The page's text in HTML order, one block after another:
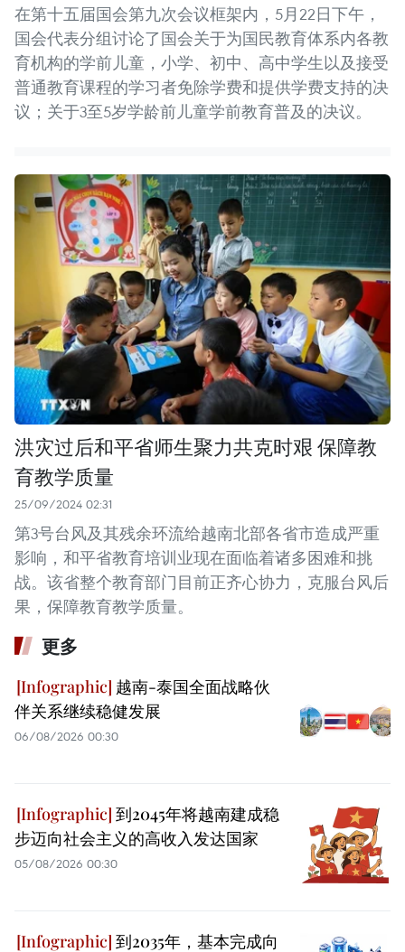
在第十五届国会第九次会议框架内，5月22日下午，
国会代表分组讨论了国会关于为国民教育体系内各教
育机构的学前儿童，小学、初中、高中学生以及接受
普通教育课程的学习者免除学费和提供学费支持的决
议；关于3至5岁学龄前儿童学前教育普及的决议。 ​
洪灾过后和平省师生聚力共克时艰 保障教
育教学质量
25/09/2024 02:31
第3号台风及其残余环流给越南北部各省市造成严重
影响，和平省教育培训业现在面临着诸多困难和挑
战。该省整个教育部门目前正齐心协力，克服台风后
果，保障教育教学质量。
更多
越南-泰国全面战略伙
伴关系继续稳健发展
06/08/2026 00:30
到2045年将越南建成稳
步迈向社会主义的高收入发达国家
05/08/2026 00:30
到2035年，基本完成向